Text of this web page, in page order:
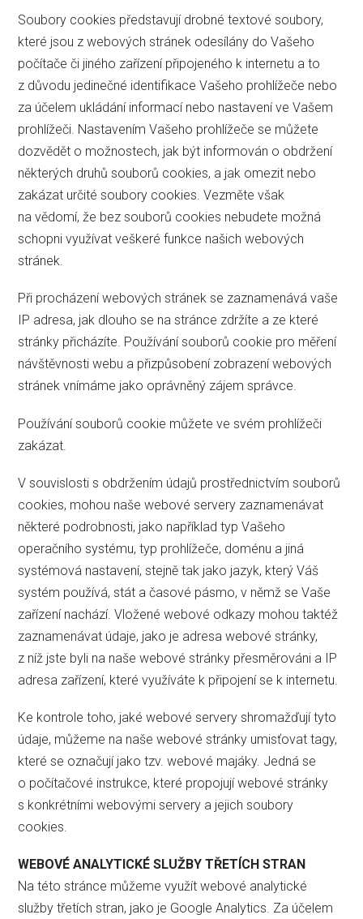
Soubory cookies představují drobné textové soubory,
které jsou z webových stránek odesílány do Vašeho
počítače či jiného zařízení připojeného k internetu a to
z důvodu jedinečné identifikace Vašeho prohlížeče nebo
za účelem ukládání informací nebo nastavení ve Vašem
prohlížeči. Nastavením Vašeho prohlížeče se můžete
dozvědět o možnostech, jak být informován o obdržení
některých druhů souborů cookies, a jak omezit nebo
zakázat určité soubory cookies. Vezměte však
na vědomí, že bez souborů cookies nebudete možná
schopni využívat veškeré funkce našich webových
stránek.
Při procházení webových stránek se zaznamenává vaše
IP adresa, jak dlouho se na stránce zdržíte a ze které
stránky přicházíte. Používání souborů cookie pro měření
návštěvnosti webu a přizpůsobení zobrazení webových
stránek vnímáme jako oprávněný zájem správce.
Používání souborů cookie můžete ve svém prohlížeči
zakázat.
V souvislosti s obdržením údajů prostřednictvím souborů
cookies, mohou naše webové servery zaznamenávat
některé podrobnosti, jako například typ Vašeho
operačního systému, typ prohlížeče, doménu a jiná
systémová nastavení, stejně tak jako jazyk, který Váš
systém používá, stát a časové pásmo, v němž se Vaše
zařízení nachází. Vložené webové odkazy mohou taktéž
zaznamenávat údaje, jako je adresa webové stránky,
z níž jste byli na naše webové stránky přesměrováni a IP
adresa zařízení, které využíváte k připojení se k internetu.
Ke kontrole toho, jaké webové servery shromažďují tyto
údaje, můžeme na naše webové stránky umisťovat tagy,
které se označují jako tzv. webové majáky. Jedná se
o počítačové instrukce, které propojují webové stránky
s konkrétními webovými servery a jejich soubory
cookies.
WEBOVÉ ANALYTICKÉ SLUŽBY TŘETÍCH STRAN
Na této stránce můžeme využít webové analytické
služby třetích stran, jako je Google Analytics. Za účelem